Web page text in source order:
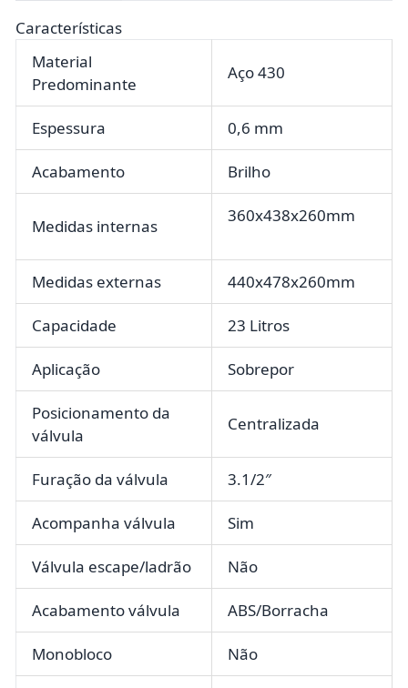
Características
Material
Predominante
Aço 430
Espessura 0,6 mm
Acabamento Brilho
Medidas internas
360x438x260mm
Medidas externas 440x478x260mm
Capacidade 23 Litros
Aplicação Sobrepor
Posicionamento da
válvula
Centralizada
Furação da válvula 3.1/2″
Acompanha válvula Sim
Válvula escape/ladrão Não
Acabamento válvula ABS/Borracha
Monobloco Não